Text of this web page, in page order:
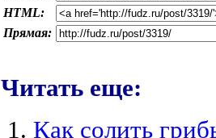
HTML:
Прямая:
Читать еще:
Как солить